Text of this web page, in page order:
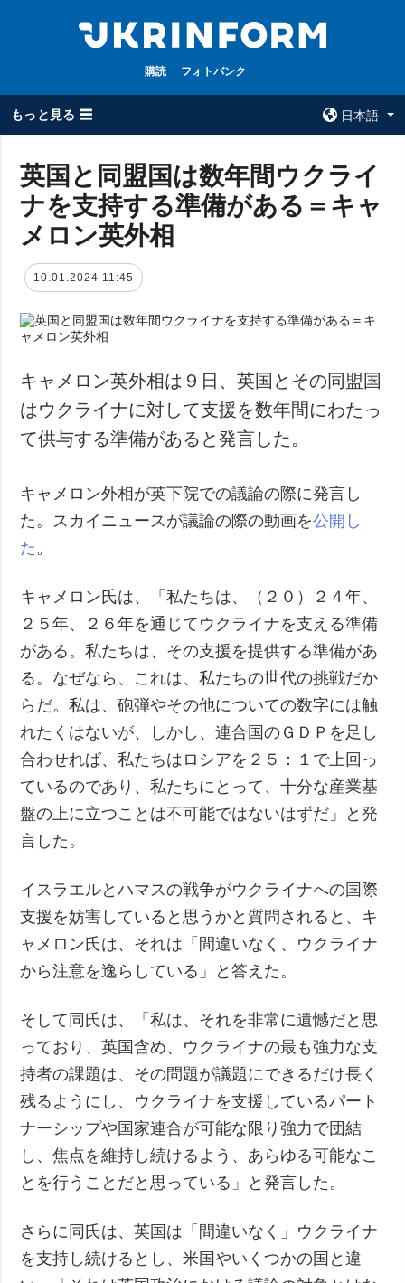
購読 フォトバンク
もっと見る ☰
日本語
全てのトピック
戦争
政治
経済・復興
防衛
社会・文化
スポーツ
犯罪
ウクルインフォ
ルム
追加
特集
動画
サービス
購読
英国と同盟国は数年間ウクライ
ナを支持する準備がある＝キャ
メロン英外相
10.01.2024 11:45
キャメロン英外相は９日、英国とその同盟国
はウクライナに対して支援を数年間にわたっ
て供与する準備があると発言した。
キャメロン外相が英下院での議論の際に発言し
た。スカイニュースが議論の際の動画を公開し
た 。
キャメロン氏は、「私たちは、（２０）２４年、
２５年、２６年を通じてウクライナを支える準備
がある。私たちは、その支援を提供する準備があ
る。なぜなら、これは、私たちの世代の挑戦だか
らだ。私は、砲弾やその他についての数字には触
れたくはないが、しかし、連合国のＧＤＰを足し
合わせれば、私たちはロシアを２５：１で上回っ
ているのであり、私たちにとって、十分な産業基
盤の上に立つことは不可能ではないはずだ」と発
言した。
イスラエルとハマスの戦争がウクライナへの国際
支援を妨害していると思うかと質問されると、キ
ャメロン氏は、それは「間違いなく、ウクライナ
から注意を逸らしている」と答えた。
そして同氏は、「私は、それを非常に遺憾だと思
っており、英国含め、ウクライナの最も強力な支
持者の課題は、その問題が議題にできるだけ長く
残るようにし、ウクライナを支援しているパート
ナーシップや国家連合が可能な限り強力で団結
し、焦点を維持し続けるよう、あらゆる可能なこ
とを行うことだと思っている」と発言した。
さらに同氏は、英国は「間違いなく」ウクライナ
を支持し続けるとし、米国やいくつかの国と違